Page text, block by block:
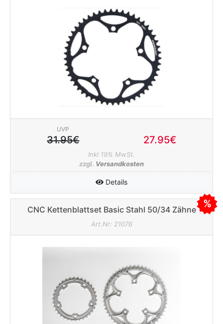
UVP
31.95€ 27.95€
Inkl 19% MwSt.
zzgl. Versandkosten
Details
CNC Kettenblattset Basic Stahl 50/34 Zähne
110mm silber
Art.Nr: 21076